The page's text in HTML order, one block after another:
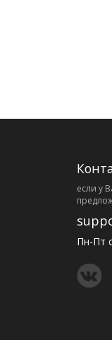
eсли у
Пн-Пт